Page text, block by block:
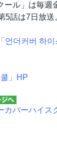
ール」は毎週
5話は7日放送
언더커버 하이
」HP
カバーハイス